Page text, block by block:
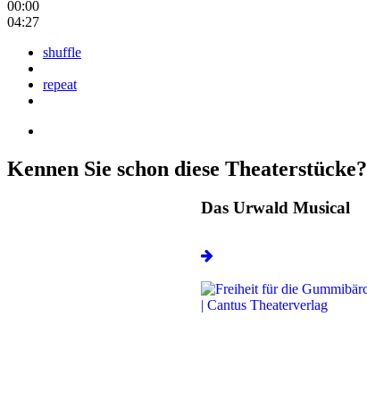
00:00
04:27
shuffle
repeat
Kennen Sie schon diese Theaterstücke?
Das Urwald Musical